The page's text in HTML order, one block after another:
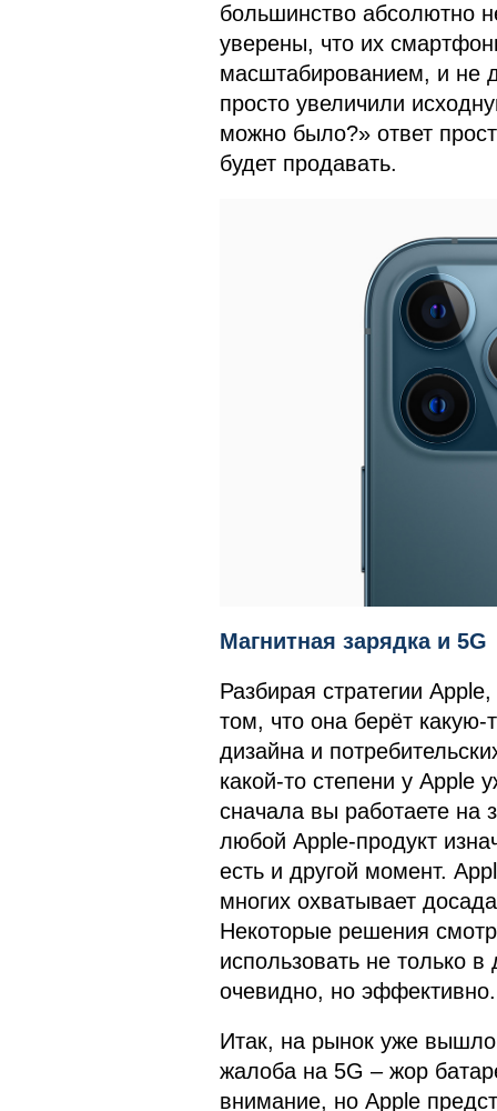
большинство абсолютно
уверены, что их
масштабированием, и не
просто увеличили
можно было?» ответ
будет продавать.
Магнитная зарядка и 5G
Разбирая стратегии
том, что она берёт
дизайна и
какой-то степени у Apple
сначала вы работаете на
любой Apple-продукт
есть и другой момент.
многих охватывает
Некоторые решения
использовать не только
очевидно, но эффективно.
Итак, на рынок уже
жалоба на 5G – жор
внимание, но Apple